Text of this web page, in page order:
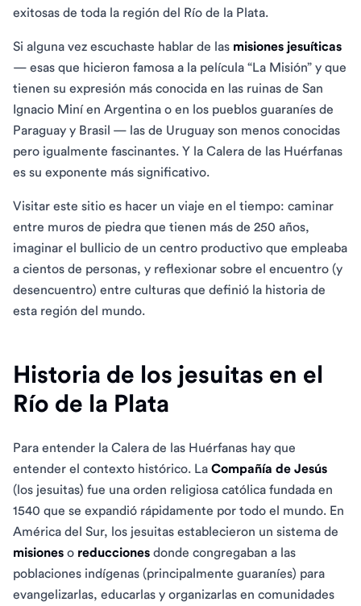
exitosas de toda la región del Río de la Plata.
Si alguna vez escuchaste hablar de las misiones jesuíticas
— esas que hicieron famosa a la película “La Misión” y que
tienen su expresión más conocida en las ruinas de San
Ignacio Miní en Argentina o en los pueblos guaraníes de
Paraguay y Brasil — las de Uruguay son menos conocidas
pero igualmente fascinantes. Y la Calera de las Huérfanas
es su exponente más significativo.
Visitar este sitio es hacer un viaje en el tiempo: caminar
entre muros de piedra que tienen más de 250 años,
imaginar el bullicio de un centro productivo que empleaba
a cientos de personas, y reflexionar sobre el encuentro (y
desencuentro) entre culturas que definió la historia de
esta región del mundo.
Historia de los jesuitas en el
Río de la Plata
Para entender la Calera de las Huérfanas hay que
entender el contexto histórico. La Compañía de Jesús
(los jesuitas) fue una orden religiosa católica fundada en
1540 que se expandió rápidamente por todo el mundo. En
América del Sur, los jesuitas establecieron un sistema de
misiones o reducciones donde congregaban a las
poblaciones indígenas (principalmente guaraníes) para
evangelizarlas, educarlas y organizarlas en comunidades